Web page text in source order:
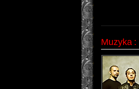
Muzyka :